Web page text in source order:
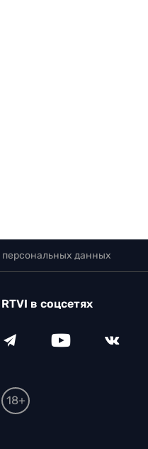
данных
RTVI в соцсетях
18+